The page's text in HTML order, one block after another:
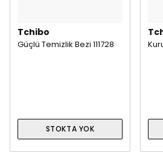
Tchibo
Güçlü Temizlik Bezi 111728
STOKTA YOK